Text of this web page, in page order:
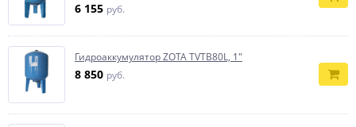
6 155 руб.
Гидроаккумулятор ZOTA TVTB80L, 1"
8 850 руб.